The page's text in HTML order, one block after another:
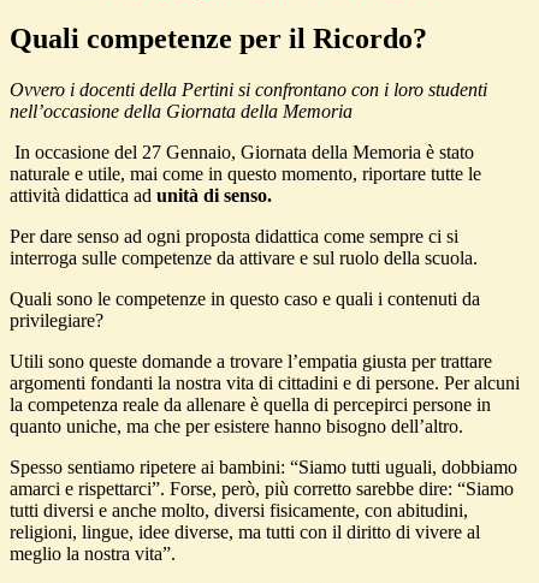
Quali competenze per il Ricordo?
Ovvero i docenti della Pertini si confrontano con i loro studenti
nell’occasione della Giornata della Memoria
In occasione del 27 Gennaio, Giornata della Memoria è stato
naturale e utile, mai come in questo momento, riportare tutte le
attività didattica ad unità di senso.
Per dare senso ad ogni proposta didattica come sempre ci si
interroga sulle competenze da attivare e sul ruolo della scuola.
Quali sono le competenze in questo caso e quali i contenuti da
privilegiare?
Utili sono queste domande a trovare l’empatia giusta per trattare
argomenti fondanti la nostra vita di cittadini e di persone. Per alcuni
la competenza reale da allenare è quella di percepirci persone in
quanto uniche, ma che per esistere hanno bisogno dell’altro.
Spesso sentiamo ripetere ai bambini: “Siamo tutti uguali, dobbiamo
amarci e rispettarci”. Forse, però, più corretto sarebbe dire: “Siamo
tutti diversi e anche molto, diversi fisicamente, con abitudini,
religioni, lingue, idee diverse, ma tutti con il diritto di vivere al
meglio la nostra vita”.